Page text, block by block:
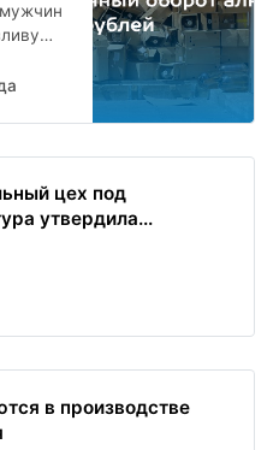
мужчин
цех под
утвердила...
в производстве